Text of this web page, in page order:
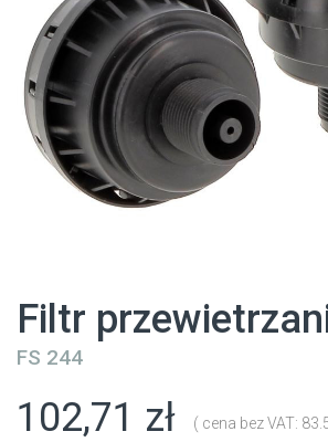
Filtr
FS 244
102,71 zł ( cena bez VAT: